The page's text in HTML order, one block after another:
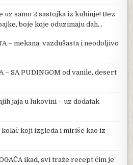
samo 2 sastojka iz kuhinje! Bez
boje koje oduzimaju dah…
– mekana, vazdušasta i neodoljivo
– SA PUDINGOM od vanile, desert
jaja u lukovini – uz dodatak
kolač koji izgleda i miriše kao iz
ikad, svi traže recept čim je